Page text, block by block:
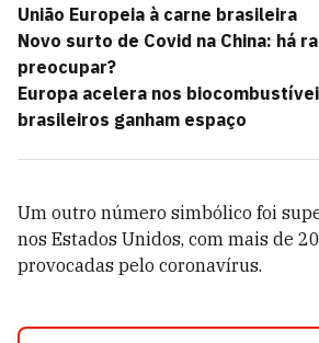
União Europeia à carne brasileira
Novo surto de Covid na China: há
preocupar?
Europa acelera nos
brasileiros ganham espaço
Um outro número simbólico foi
nos Estados Unidos, com mais de
provocadas pelo coronavírus.